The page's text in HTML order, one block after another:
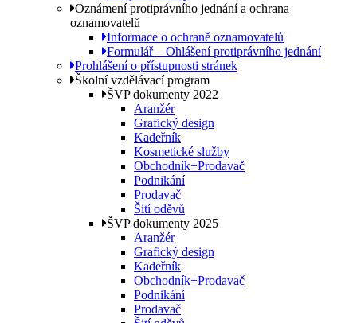
Oznámení protiprávního jednání a ochrana
oznamovatelů
Informace o ochraně oznamovatelů
Formulář – Ohlášení protiprávního jednání
Prohlášení o přístupnosti stránek
Školní vzdělávací program
ŠVP dokumenty 2022
Aranžér
Grafický design
Kadeřník
Kosmetické služby
Obchodník+Prodavač
Podnikání
Prodavač
Šití oděvů
ŠVP dokumenty 2025
Aranžér
Grafický design
Kadeřník
Obchodník+Prodavač
Podnikání
Prodavač